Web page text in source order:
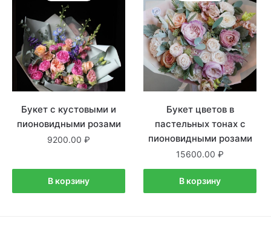
Букет с кустовыми и
пионовидными розами
9200.00
В корзину
Букет цветов в
пастельных тонах с
пионовидными розами
15600.00
В корзину